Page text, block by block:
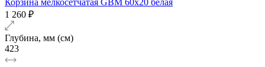
1 260 ₽
Глубина, мм (см)
423